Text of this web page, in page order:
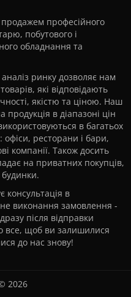
професійного
побутового і
обладнання та
ринку дозволяє нам
які відповідають
якістю та ціною. Наш
в діапазоні цін
в багатьох
офіси, ресторани і бари,
компанії. Також досить
на приватних покупців,
консультація в
виконання замовлення -
після відправки
все, щоб ви залишилися
до нас знову!
2026